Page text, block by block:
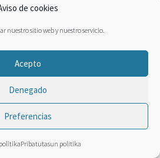
de cookies
nuestro sitio web y nuestro servicio.
Acepto
Denegado
Preferencias
Pribatutasun politika
por:Bravo Manager2026